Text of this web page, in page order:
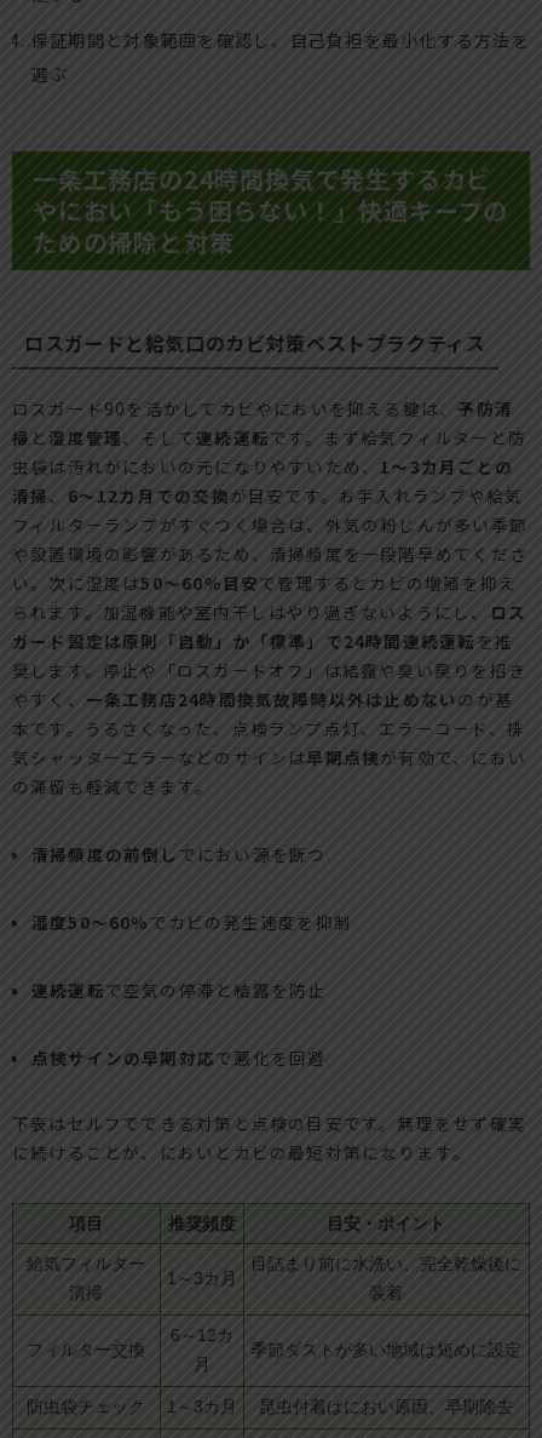
保証期間と対象範囲を確認し、自己負担を最小化する方法を
選ぶ
一条工務店の24時間換気で発生するカビ
やにおい「もう困らない！」快適キープの
ための掃除と対策
ロスガードと給気口のカビ対策ベストプラクティス
ロスガード90を活かしてカビやにおいを抑える鍵は、予防清
掃 と 湿度管理、そして連続運転です。まず給気フィルターと防
虫袋は汚れがにおいの元になりやすいため、 1～3カ月ごとの
清掃、 6～12カ月での交換が目安です。お手入れランプや給気
フィルターランプがすぐつく場合は、外気の粉じんが多い季節
や設置環境の影響があるため、清掃頻度を一段階早めてくださ
い。次に湿度は50～60％目安で管理するとカビの増殖を抑え
られます。加湿機能や室内干しはやり過ぎないようにし、
ロス
ガード設定は原則「自動」か「標準」で24時間連続運転 を推
奨します。停止や「ロスガードオフ」は結露や臭い戻りを招き
やすく、 一条工務店24時間換気故障時以外は止めない のが基
本です。うるさくなった、点検ランプ点灯、エラーコード、排
気シャッターエラーなどのサインは早期点検が有効で、におい
の滞留も軽減できます。
清掃頻度の前倒し でにおい源を断つ
湿度50～60％ でカビの発生速度を抑制
連続運転で空気の停滞と結露を防止
点検サインの早期対応で悪化を回避
下表はセルフでできる対策と点検の目安です。無理をせず確実
に続けることが、においとカビの最短対策になります。
項目 推奨頻度 目安・ポイント
給気フィルター
清掃
1～3カ月
目詰まり前に水洗い、完全乾燥後に
装着
フィルター交換
6～12カ
月
季節ダストが多い地域は短めに設定
防虫袋チェック 1～3カ月 昆虫付着はにおい原因、早期除去